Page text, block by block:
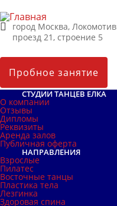
город Москва,
проезд 21, строение 5
Пробное занятие
СТУДИИ ТАНЦЕВ ЕЛКА
О компании
Отзывы
Дипломы
Реквизиты
Аренда залов
Публичная оферта
НАПРАВЛЕНИЯ
Взрослые
Пилатес
Восточные танцы
Пластика тела
Лезгинка
Здоровая спина